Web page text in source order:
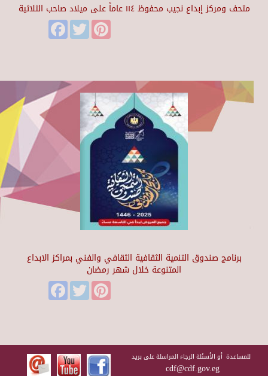
متحف ومركز إبداع نجيب محفوظ ١١٤ عاماً على ميلاد صاحب الثلاثية
FacebookTwitter
برنامج صندوق التنمية الثقافية الثقافي والفني بمراكز الابداع
المتنوعة خلال شهر رمضان
FacebookTwitter
للمساعدة أو الأسئلة الرجاء المراسلة على بريد
cdf@cdf.gov.eg